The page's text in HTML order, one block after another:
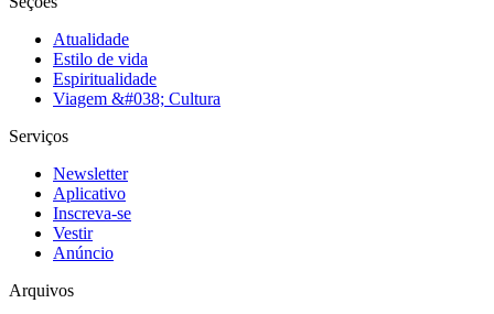
Atualidade
Estilo de vida
Espiritualidade
Viagem &#038; Cultura
Serviços
Newsletter
Aplicativo
Inscreva-se
Vestir
Anúncio
Arquivos